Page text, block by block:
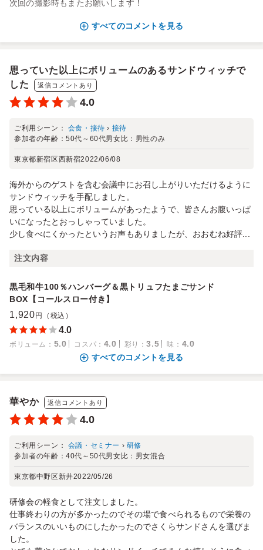
次回の撮影時もまたお願いします！
すべてのコメントを見る
思っていた以上にボリュームのあるサンドウィッチで
した
返信コメントあり
4.0
ご利用シーン： 会食・接待 › 接待
参加者の年齢：50代～60代男女比： 男性のみ
東京都新宿区西新宿2022/06/08
海外からのゲストを含む会議中にお召し上がりいただけるように
サンドウィッチを手配しました。
思っている以上にボリュームがあったようで、皆さんお腹いっぱ
いになったとおっしゃっていました。
少し食べにくかったというお声もありましたが、おおむね好評...
注文内容
黒毛和牛100％ハンバーグ＆黒トリュフたまごサンド
BOX【コールスロー付き】
1,920 円（税込）
4.0
ボリューム ： 5.0 コスパ ： 4.0 彩り ：3.5 味 ： 4.0
すべてのコメントを見る
華やか 返信コメントあり
4.0
ご利用シーン： 会議・セミナー › 研修
参加者の年齢：40代～50代男女比： 男女混合
東京都中野区新井2022/05/26
研修会の軽食として注文しました。
仕事終わりの方が多かったのでその場で食べられるもので栄養の
バランスのいいものにしたかったのでさくらサンドさんを選びま
した。